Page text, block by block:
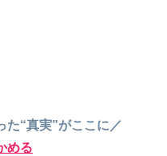
た“真実”がここに／
める